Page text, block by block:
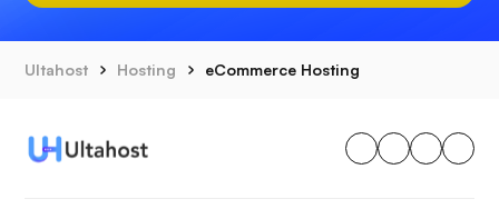
Ultahost Hosting eCommerce Hosting